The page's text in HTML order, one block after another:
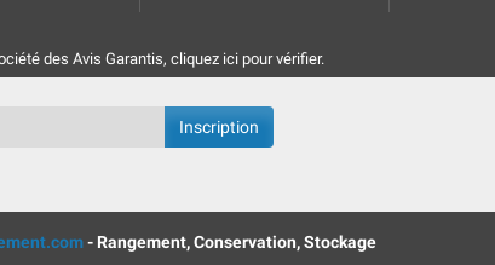
des Avis Garantis, cliquez ici pour vérifier.
- Rangement, Conservation, Stockage